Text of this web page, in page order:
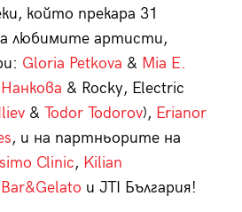
който прекара 31
любимите артисти,
Gloria Petkova & Mia E.
& Rocky, Electric
& Todor Todorov), Erianor
, и на партньорите на
Clinic, Kilian
и JTI България!